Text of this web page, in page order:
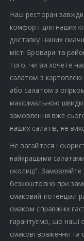
Наш ресторан
комфорт для наших
доставку наших
місті Бровари та
того, чи ви хочете
салатом з
або салатом з
максимальною
замовлення вже
наших салатів, не
Не вагайтеся і
найкращими
околиці”.
безкоштовно при
смаковий потенціал
смаком справжніх
гарантуємо, що наші
смакові враження